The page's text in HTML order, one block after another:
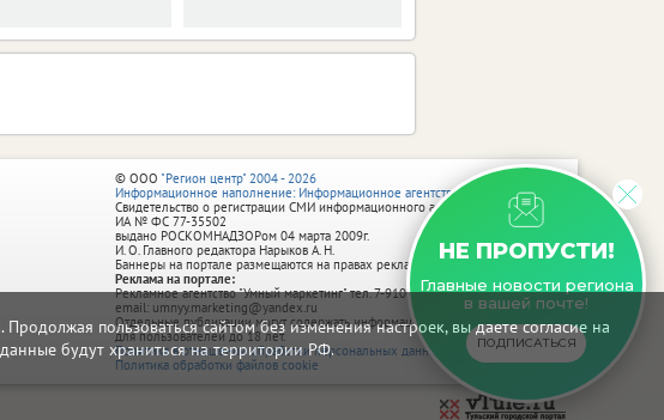
пользоваться сайтом без изменения настроек, вы даете согласие на
будут храниться на территории РФ.
НЕ ПРОПУСТИ!
Главные новости региона
в вашей почте!
ПОДПИСАТЬСЯ
© ООО "Регион центр" 2004 - 2026
Информационное наполнение: Информационное агентство vRossii.ru
Свидетельство о регистрации СМИ информационного агентства vRossii.ru
ИА № ФС 77‑35502
выдано РОСКОМНАДЗОРом 04 марта 2009г.
И. О. Главного редактора Нарыков А. Н.
Баннеры на портале размещаются на правах рекламы.
Реклама на портале:
Рекламное агентство "Умный маркетинг" тел. 7-910-267-70-40,
email: umnyy.marketing@yandex.ru
Отдельные публикации могут содержать информацию, не предназначенную
для пользователей до 18 лет.
Политика в отношении обработки персональных данных
Политика обработки файлов cookie